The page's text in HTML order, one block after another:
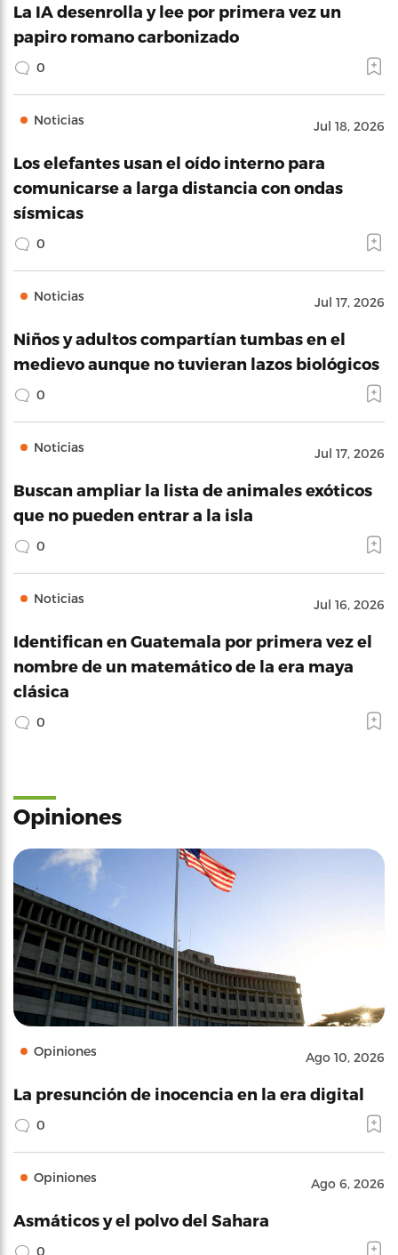
La IA desenrolla y lee por primera vez un
papiro romano carbonizado
0
Noticias Jul 18, 2026
Los elefantes usan el oído interno para
comunicarse a larga distancia con ondas
sísmicas
0
Noticias Jul 17, 2026
Niños y adultos compartían tumbas en el
medievo aunque no tuvieran lazos biológicos
0
Noticias Jul 17, 2026
Buscan ampliar la lista de animales exóticos
que no pueden entrar a la isla
0
Noticias Jul 16, 2026
Identifican en Guatemala por primera vez el
nombre de un matemático de la era maya
clásica
0
Opiniones
Opiniones Ago 10, 2026
La presunción de inocencia en la era digital
0
Opiniones Ago 6, 2026
Asmáticos y el polvo del Sahara
0